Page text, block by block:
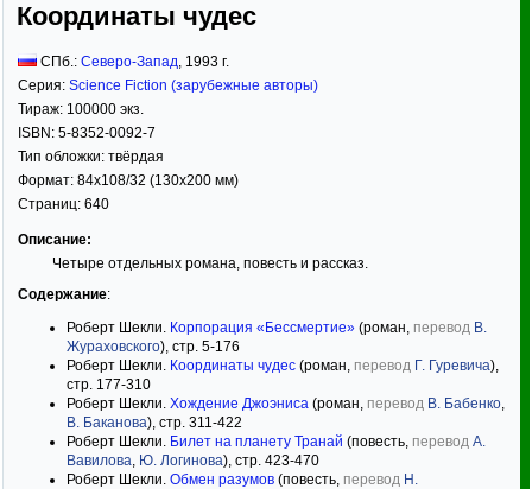
Координаты чудес
СПб.: Северо-Запад, 1993 г.
Серия: Science Fiction (зарубежные авторы)
Тираж: 100000 экз.
ISBN: 5-8352-0092-7
Тип обложки: твёрдая
Формат: 84x108/32 (130x200 мм)
Страниц: 640
Описание:
Четыре отдельных романа, повесть и рассказ.
Содержание:
Роберт Шекли. Корпорация «Бессмертие» (роман, перевод В.
Жураховского), стр. 5-176
Роберт Шекли. Координаты чудес (роман, перевод Г. Гуревича),
стр. 177-310
Роберт Шекли. Хождение Джоэниса (роман, перевод В. Бабенко,
В. Баканова), стр. 311-422
Роберт Шекли. Билет на планету Транай (повесть, перевод А.
Вавилова, Ю. Логинова), стр. 423-470
Роберт Шекли. Обмен разумов (повесть, перевод Н.